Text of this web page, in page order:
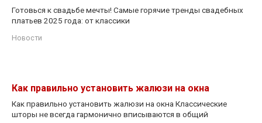
Готовься к свадьбе мечты! Самые горячие тренды свадебных
платьев 2025 года: от классики
Новости
Как правильно установить жалюзи на окна
Как правильно установить жалюзи на окна Классические
шторы не всегда гармонично вписываются в общий